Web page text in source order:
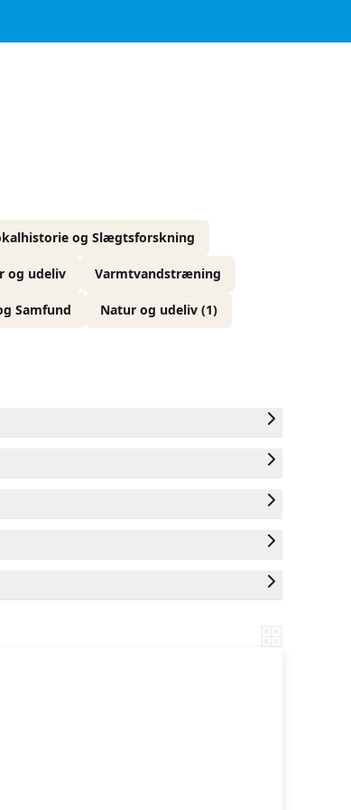
og Slægtsforskning
og udeliv Varmtvandstræning
Samfund Natur og udeliv (1)